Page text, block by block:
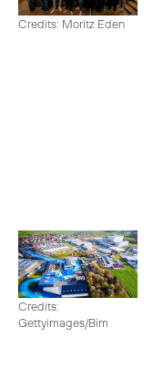
Credits: Moritz Eden
Credits:
Gettyimages/Bim